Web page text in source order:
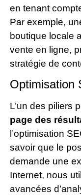
en tenant
Par exemple,
boutique locale
vente en ligne,
stratégie de
Optimisation
L’un des piliers
page des
l’optimisation
savoir que le
demande une
Internet, nous
avancées